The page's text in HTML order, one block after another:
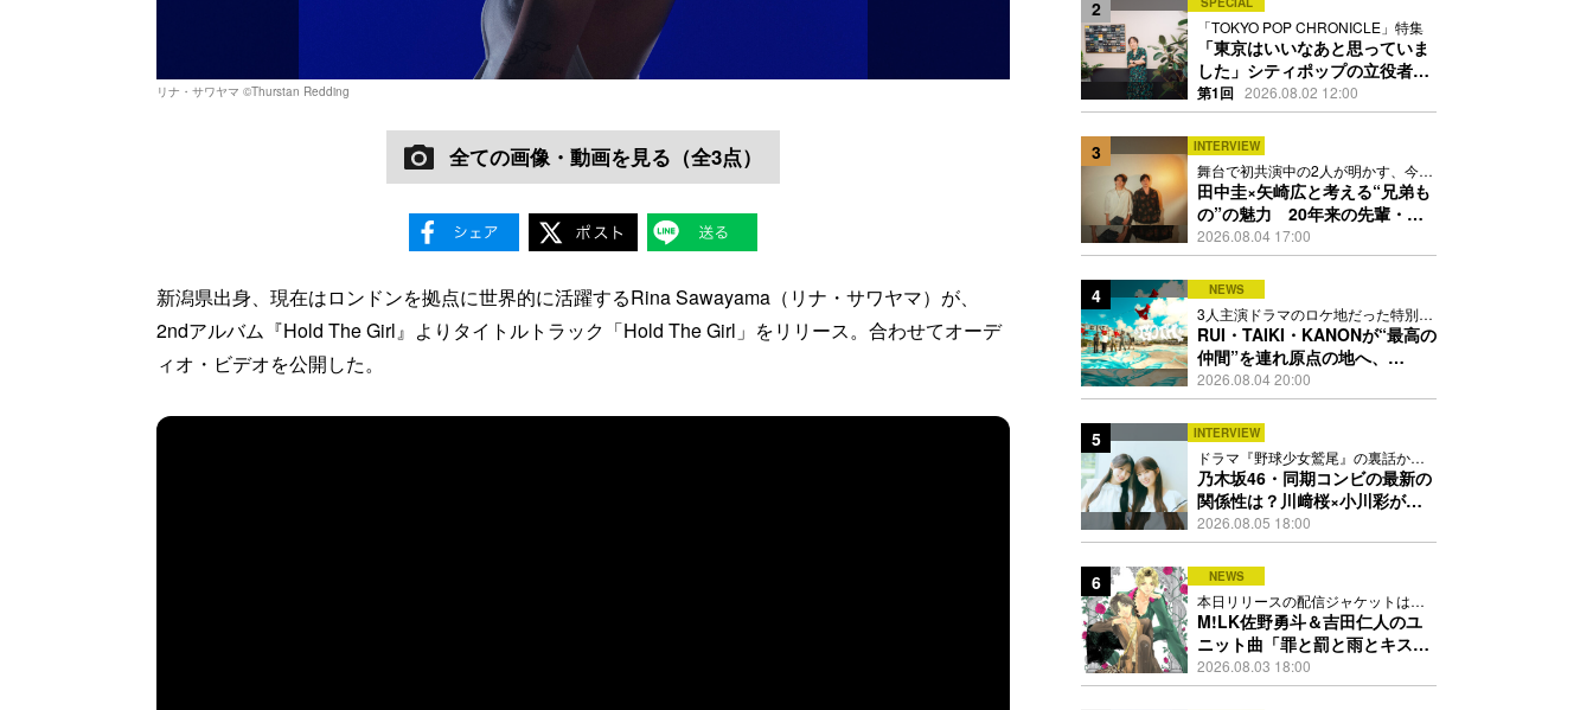
リナ・サワヤマ ©Thurstan Redding
全ての画像・動画を見る（全3点）
新潟県出身、現在はロンドンを拠点に世界的に活躍するRina Sawayama（リナ・サワヤマ）が、
2ndアルバム『Hold The Girl』よりタイトルトラック「Hold The Girl」をリリース。合わせてオーデ
ィオ・ビデオを公開した。
2
「TOKYO POP CHRONICLE」特集
「東京はいいなあと思っていま
した」シティポップの立役者・
伊藤銀次の名曲回想録
第1回 2026.08.02 12:00
3 INTERVIEW
舞台で初共演中の2人が明かす、今の
自分をつくる恩人の存在
田中圭×矢崎広と考える“兄弟も
の”の魅力 20年来の先輩・後
輩が初めて見つけた互いの共通
点とは
2026.08.04 17:00
4 NEWS
3人主演ドラマのロケ地だった特別な
場所で撮影を敢行
RUI・TAIKI・KANONが“最高の
仲間”を連れ原点の地へ、
STARGLOW「GOTH」ダンス
映像公開
2026.08.04 20:00
5 INTERVIEW
ドラマ『野球少女鷲尾』の裏話から
隠れた素顔にたっぷり迫る
乃木坂46・同期コンビの最新の
関係性は？川﨑桜×小川彩が明
かす互いの推しポイント
2026.08.05 18:00
6 NEWS
本日リリースの配信ジャケットは
PEACH-PITが描き下ろし
M!LK佐野勇斗＆吉田仁人のユ
ニット曲「罪と罰と雨とキス」
MV公開、2人が霧雨と共に舞い
踊る
2026.08.03 18:00